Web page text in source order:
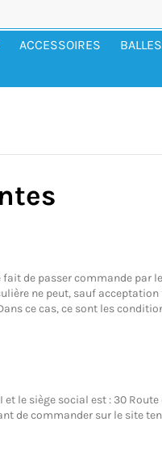
ACCESSOIRES BALLES
de passer commande par
ne peut, sauf
ce cas, ce sont les
le siège social est : 30
de commander sur le site